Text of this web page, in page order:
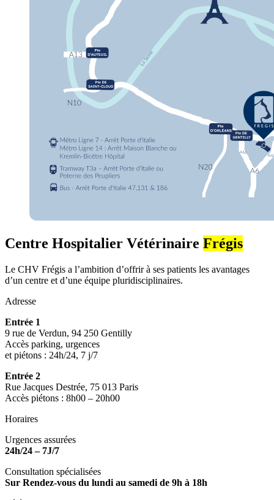
Centre Hospitalier Vétérinaire Frégis
Le CHV Frégis a l’ambition d’offrir à ses patients les avantages
d’un centre et d’une équipe pluridisciplinaires.
Adresse
Entrée 1
9 rue de Verdun, 94 250 Gentilly
Accès parking, urgences
et piétons : 24h/24, 7 j/7
Entrée 2
Rue Jacques Destrée, 75 013 Paris
Accès piétons : 8h00 – 20h00
Horaires
Urgences assurées
24h/24 – 7J/7
Consultation spécialisées
Sur Rendez-vous du lundi au samedi de 9h à 18h